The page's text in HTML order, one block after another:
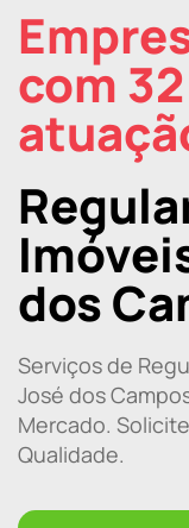
com
dos
Serviços de
José dos
Mercado.
Qualidade.